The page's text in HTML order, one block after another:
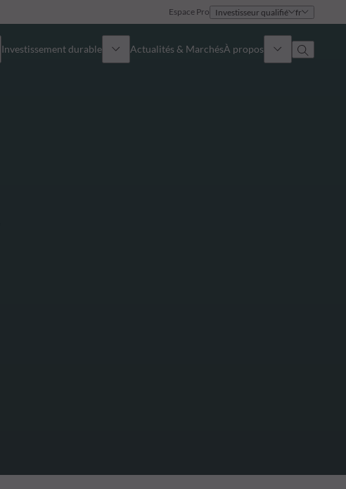
Espace Pro Investisseur qualifié fr
Investissement durable Actualités & MarchésÀ propos